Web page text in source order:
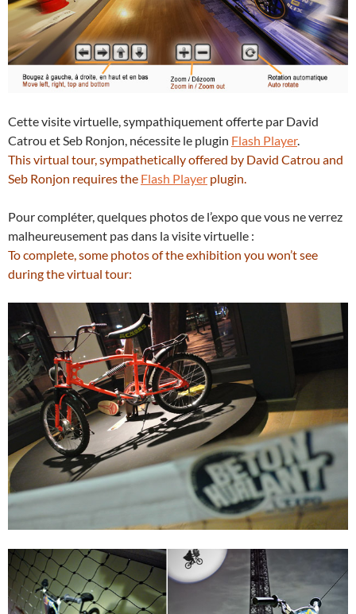
Cette visite virtuelle, sympathiquement offerte par David
Catrou et Seb Ronjon, nécessite le plugin Flash Player.
This virtual tour, sympathetically offered by David Catrou and
Seb Ronjon requires the Flash Player plugin.
Pour compléter, quelques photos de l’expo que vous ne verrez
malheureusement pas dans la visite virtuelle :
To complete, some photos of the exhibition you won’t see
during the virtual tour: